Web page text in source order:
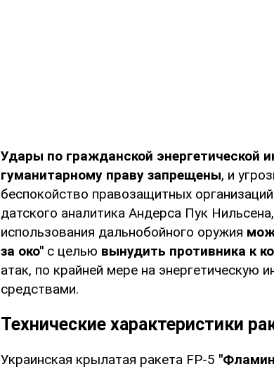
Удары по гражданской энергетической
гуманитарному праву запрещены, и
беспокойство правозащитных
датского аналитика Андерса Пук
использования дальнобойного оружия
за око" с целью вынудить противника к
атак, по крайней мере на энергетическую
средствами.
Технические характеристики
Украинская крылатая ракета FP-5